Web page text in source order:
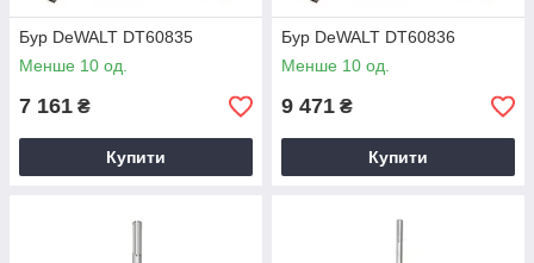
Бур DeWALT DT60835
Менше 10 од.
7 161 ₴
Купити
Бур DeWALT DT60836
Менше 10 од.
9 471 ₴
Купити